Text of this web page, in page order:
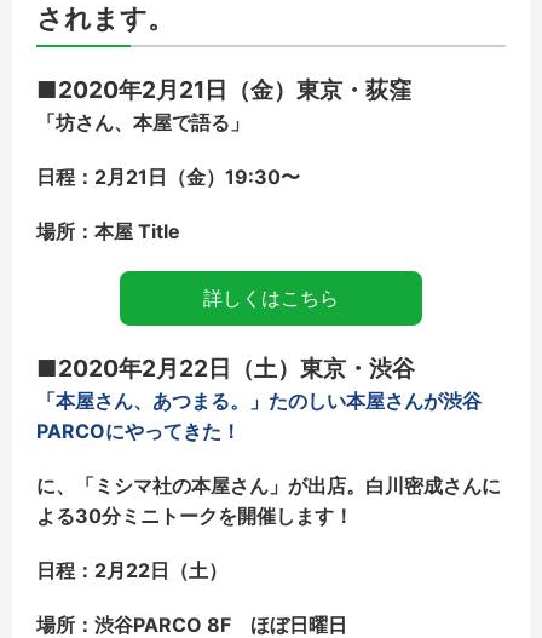
されます。
■2020年2月21日（金）東京・荻窪
「坊さん、本屋で語る 」
日程：2月21日（金）19:30〜
場所：本屋 Title
詳しくはこちら
■2020年2月22日（土）東京・渋谷
「本屋さん、あつまる。」たのしい本屋さんが渋谷
PARCOにやってきた！
に、「ミシマ社の本屋さん」が出店。 白川密成さんに
よる30分ミニトークを開催します！
日程：2月22日（土）
場所：渋谷PARCO 8F ほぼ日曜日